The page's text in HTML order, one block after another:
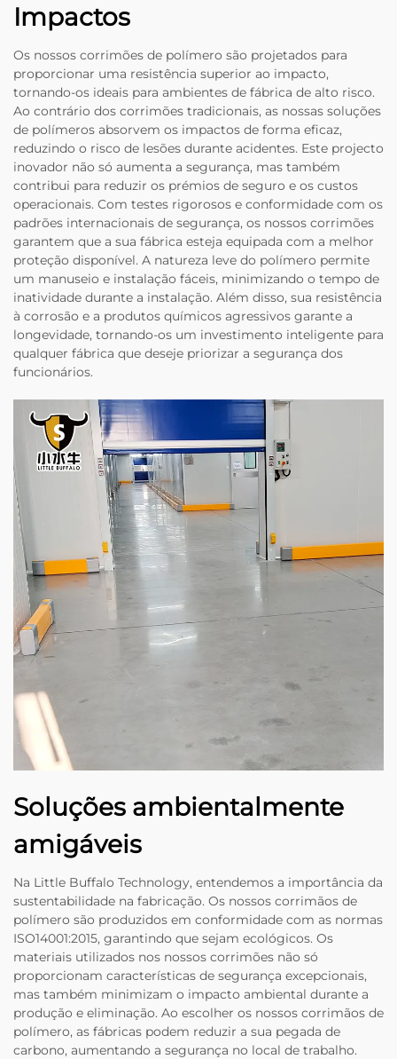
Impactos
Os nossos corrimões de polímero são projetados para
proporcionar uma resistência superior ao impacto,
tornando-os ideais para ambientes de fábrica de alto risco.
Ao contrário dos corrimões tradicionais, as nossas soluções
de polímeros absorvem os impactos de forma eficaz,
reduzindo o risco de lesões durante acidentes. Este projecto
inovador não só aumenta a segurança, mas também
contribui para reduzir os prémios de seguro e os custos
operacionais. Com testes rigorosos e conformidade com os
padrões internacionais de segurança, os nossos corrimões
garantem que a sua fábrica esteja equipada com a melhor
proteção disponível. A natureza leve do polímero permite
um manuseio e instalação fáceis, minimizando o tempo de
inatividade durante a instalação. Além disso, sua resistência
à corrosão e a produtos químicos agressivos garante a
longevidade, tornando-os um investimento inteligente para
qualquer fábrica que deseje priorizar a segurança dos
funcionários.
Soluções ambientalmente
amigáveis
Na Little Buffalo Technology, entendemos a importância da
sustentabilidade na fabricação. Os nossos corrimãos de
polímero são produzidos em conformidade com as normas
ISO14001:2015, garantindo que sejam ecológicos. Os
materiais utilizados nos nossos corrimões não só
proporcionam características de segurança excepcionais,
mas também minimizam o impacto ambiental durante a
produção e eliminação. Ao escolher os nossos corrimãos de
polímero, as fábricas podem reduzir a sua pegada de
carbono, aumentando a segurança no local de trabalho.